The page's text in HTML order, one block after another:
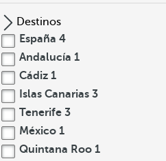
Destinos
España 4
Andalucía 1
Cádiz 1
Islas Canarias 3
Tenerife 3
México 1
Quintana Roo 1